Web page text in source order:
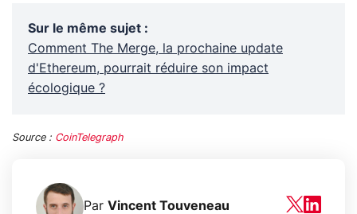
Sur le même sujet :
Comment The Merge, la prochaine update
d'Ethereum, pourrait réduire son impact
écologique ?
Source : CoinTelegraph
Par Vincent Touveneau